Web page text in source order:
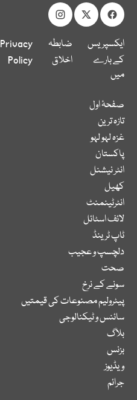
ایکسپریس
کے بارے
میں
ضابطہ
اخلاق
Privacy
Policy
صفحۂ اول
تازہ ترین
غزہ لہو لہو
پاکستان
انٹر نیشنل
کھیل
انٹرٹینمنٹ
لائف اسٹائل
ٹاپ ٹرینڈ
دلچسپ و عجیب
صحت
سونے کے نرخ
پیٹرولیم مصنوعات کی قیمتیں
سائنس و ٹیکنالوجی
بلاگ
بزنس
ویڈیوز
جرائم